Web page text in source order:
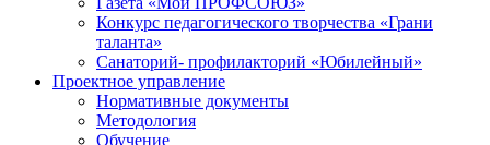
Конкурс педагогического творчества «Грани
таланта»
Санаторий- профилакторий «Юбилейный»
Проектное управление
Нормативные документы
Методология
Обучение